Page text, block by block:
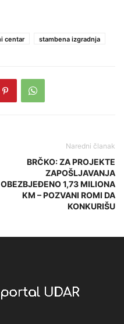
centar stambena izgradnja
Naredni članak
BRČKO: ZA PROJEKTE
ZAPOŠLJAVANJA
OBEZBJEĐENO 1,73 MILIONA
KM – POZVANI ROMI DA
KONKURIŠU